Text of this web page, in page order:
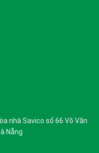
nhà Savico số 66 Võ Văn
Nẵng